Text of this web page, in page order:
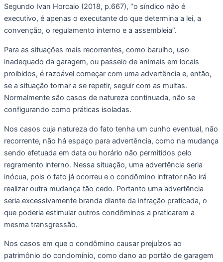
Segundo Ivan Horcaio (2018, p.667), “o síndico não é
executivo, é apenas o executante do que determina a lei, a
convenção, o regulamento interno e a assembleia”.
Para as situações mais recorrentes, como barulho, uso
inadequado da garagem, ou passeio de animais em locais
proibidos, é razoável começar com uma advertência e, então,
se a situação tornar a se repetir, seguir com as multas.
Normalmente são casos de natureza continuada, não se
configurando como práticas isoladas.
Nos casos cuja natureza do fato tenha um cunho eventual, não
recorrente, não há espaço para advertência, como na mudança
sendo efetuada em data ou horário não permitidos pelo
regramento interno. Nessa situação, uma advertência seria
inócua, pois o fato já ocorreu e o condômino infrator não irá
realizar outra mudança tão cedo. Portanto uma advertência
seria excessivamente branda diante da infração praticada, o
que poderia estimular outros condôminos a praticarem a
mesma transgressão.
Nos casos em que o condômino causar prejuízos ao
patrimônio do condomínio, como dano ao portão de garagem